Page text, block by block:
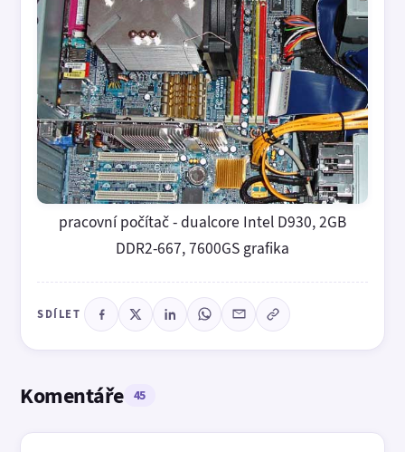
pracovní počítač - dualcore Intel D930, 2GB
DDR2-667, 7600GS grafika
SDÍLET
Komentáře 45